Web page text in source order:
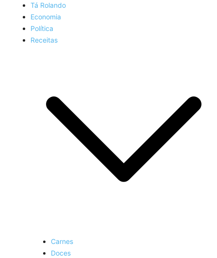
Tá Rolando
Economia
Política
Receitas
Carnes
Doces